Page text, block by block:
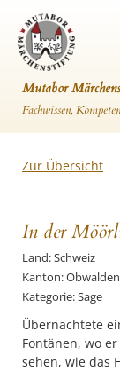
Mutabor
Fachwissen,
Zur Übersicht
In der
Land: Schweiz
Kanton: Obwalden
Kategorie: Sage
Übernachtete
Fontänen, wo
sehen, wie das